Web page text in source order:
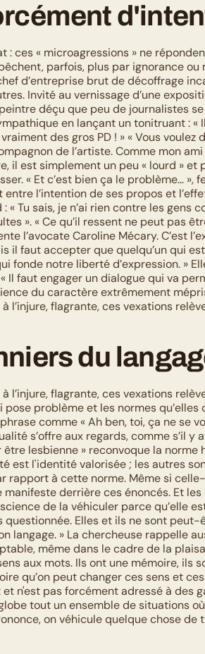
: ces « microagressions » ne
parfois, plus par ignorance
d’entreprise brut de décoffrage
Invité au vernissage d’une
déçu que peu de journalistes
en lançant un tonitruant : «
vraiment des gros PD ! » « Vous voulez
de l’artiste. Comme mon
il est simplement un peu « lourd »
« Et c’est bien ça le problème…
entre l’intention de ses propos et
« Tu sais, je n’ai rien contre les gens
». « Ce qu’il ressent ne peut pas
l’avocate Caroline Mécary. C’est
il faut accepter que quelqu’un qui
fonde notre liberté d’expression. »
Il faut engager un dialogue qui va
du caractère extrêmement
l’injure, flagrante, ces vexations
du
l’injure, flagrante, ces vexations
problème et les normes
comme « Ah ben, toi, ça ne se
s’offre aux regards, comme s’il
lesbienne » reconvoque la norme
est l'identité valorisée ; les autres
rapport à cette norme. Même si
manifeste derrière ces énoncés. Et
de la véhiculer parce qu’elle
questionnée. Elles et ils ne sont peut-
langage. » La chercheuse rappelle
même dans le cadre de la
aux mots. Ils ont une mémoire, ils
qu’on peut changer ces sens et
n'est pas forcément adressé à des
tout un ensemble de situations
on véhicule quelque chose de